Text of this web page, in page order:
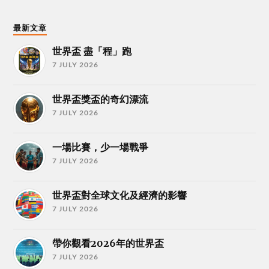
最新文章
世界盃 盡「程」跑
7 JULY 2026
世界盃獎盃的奇幻漂流
7 JULY 2026
一場比賽，少一場戰爭
7 JULY 2026
世界盃對全球文化及經濟的影響
7 JULY 2026
帶你觀看2026年的世界盃
7 JULY 2026